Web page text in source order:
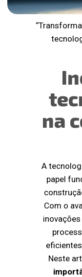
na
A
papel
Com o
Neste